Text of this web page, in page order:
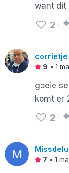
want dit
2
corrietje
9 • 1
goeie
komt er
2
M 7 • 1